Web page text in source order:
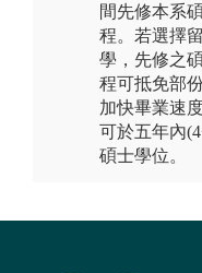
間先修本系
程。若選擇
學，先修之
程可抵免部
加快畢業速
可於五年內
碩士學位。